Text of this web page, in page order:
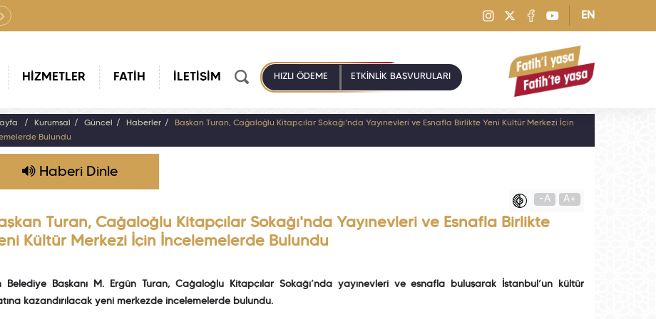
EN
HİZMETLER FATİH İLETİŞİM HIZLI ÖDEME ETKİNLİK BAŞVURULARI
Kurumsal Güncel Haberler
Başkan Turan, Cağaloğlu Kitapçılar Sokağı'nda Yayınevleri ve Esnafla Birlikte Yeni Kültür Merkezi İçin
Bulundu
Haberi Dinle
-A A+
Turan, Cağaloğlu Kitapçılar Sokağı'nda Yayınevleri ve Esnafla Birlikte
Kültür Merkezi İçin İncelemelerde Bulundu
Belediye Başkanı M. Ergün Turan, Cağaloğlu Kitapçılar Sokağı’nda yayınevleri ve esnafla buluşarak İstanbul’un kültür
kazandırılacak yeni merkezde incelemelerde bulundu.